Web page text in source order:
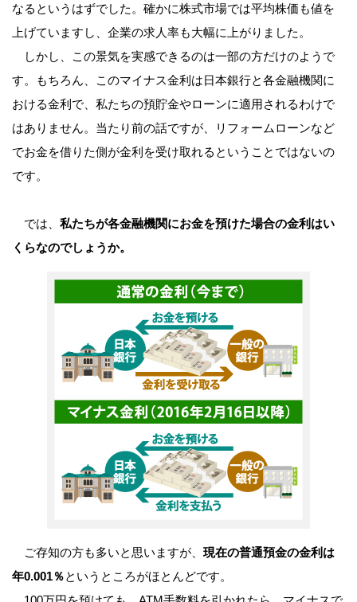
なるというはずでした。確かに株式市場では平均株価も値を
上げていますし、企業の求人率も大幅に上がりました。
しかし、この景気を実感できるのは一部の方だけのようで
す。もちろん、このマイナス金利は日本銀行と各金融機関に
おける金利で、私たちの預貯金やローンに適用されるわけで
はありません。当たり前の話ですが、リフォームローンなど
でお金を借りた側が金利を受け取れるということではないの
です。
では、 私たちが各金融機関にお金を預けた場合の金利はい
くらなのでしょうか。
ご存知の方も多いと思いますが、 現在の普通預金の金利は
年0.001％というところがほとんどです。